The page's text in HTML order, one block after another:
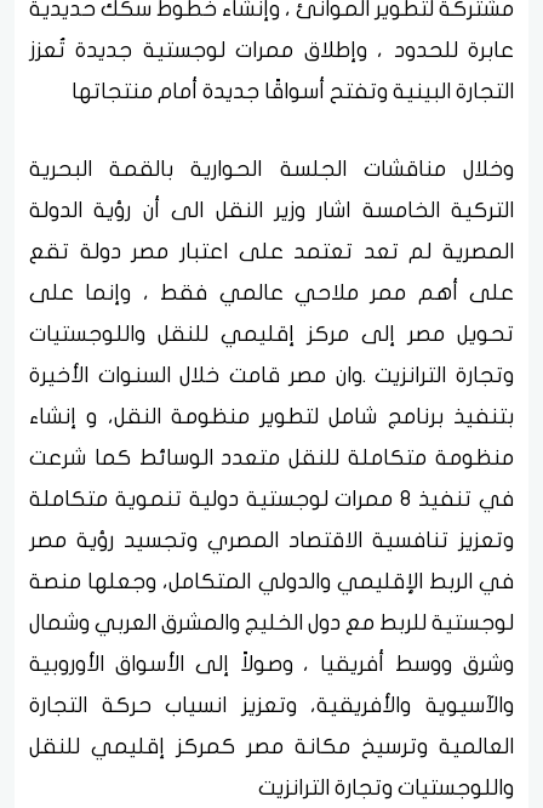
مشتركة لتطوير الموانئ ، وإنشاء خطوط سكك حديدية
عابرة للحدود ، وإطلاق ممرات لوجستية جديدة تُعزز
التجارة البينية وتفتح أسواقًا جديدة أمام منتجاتها
وخلال مناقشات الجلسة الحوارية بالقمة البحرية
التركية الخامسة اشار وزير النقل الى أن رؤية الدولة
المصرية لم تعد تعتمد على اعتبار مصر دولة تقع
على أهم ممر ملاحي عالمي فقط ، وإنما على
تحويل مصر إلى مركز إقليمي للنقل واللوجستيات
وتجارة الترانزيت .وان مصر قامت خلال السنوات الأخيرة
بتنفيذ برنامج شامل لتطوير منظومة النقل، و إنشاء
منظومة متكاملة للنقل متعدد الوسائط كما شرعت
في تنفيذ 8 ممرات لوجستية دولية تنموية متكاملة
وتعزيز تنافسية الاقتصاد المصري وتجسيد رؤية مصر
في الربط الإقليمي والدولي المتكامل، وجعلها منصة
لوجستية للربط مع دول الخليج والمشرق العربي وشمال
وشرق ووسط أفريقيا ، وصولاً إلى الأسواق الأوروبية
والآسيوية والأفريقية، وتعزيز انسياب حركة التجارة
العالمية وترسيخ مكانة مصر كمركز إقليمي للنقل
واللوجستيات وتجارة الترانزيت